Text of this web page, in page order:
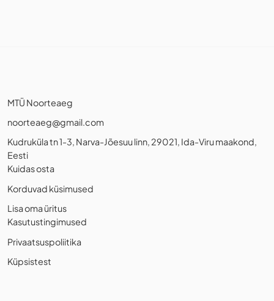
MTÜ Noorteaeg
noorteaeg@gmail.com
Kudruküla tn 1-3, Narva-Jõesuu linn, 29021, Ida-Viru maakond,
Eesti
Kuidas osta
Korduvad küsimused
Lisa oma üritus
Kasutustingimused
Privaatsuspoliitika
Küpsistest